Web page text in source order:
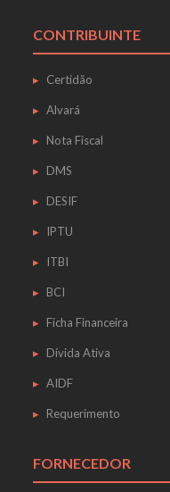
CONTRIBUINTE
Certidão
Alvará
Nota Fiscal
DMS
DESIF
IPTU
ITBI
BCI
Ficha Financeira
Dívida Ativa
AIDF
Requerimento
FORNECEDOR